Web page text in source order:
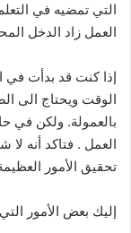
التي تمضيه في
العمل زاد الدخل
إذا كنت قد بدأت في
الوقت ويحتاج الى
بالعمولة. ولكن في
العمل . فتاكد أنه
تحقيق الأمور
إليك بعض الأمور